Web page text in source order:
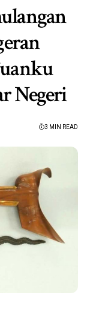
Negeri
3 MIN READ